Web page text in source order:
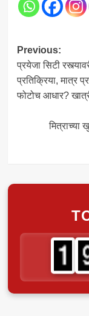
Post
Previous:
प्रयेजा सिटी
प्रतिक्रिया, मात्र
फोटोच आधार?
मित्राच्या